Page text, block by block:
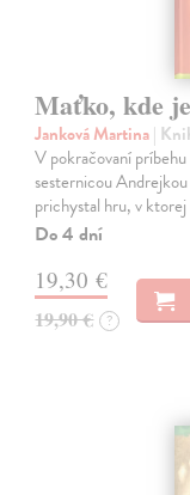
Maťko, kde
Janková Martina|
V pokračovaní
sesternicou
prichystal hru, v ktorej
Do 4 dní
19,30 €
19,90 € ?